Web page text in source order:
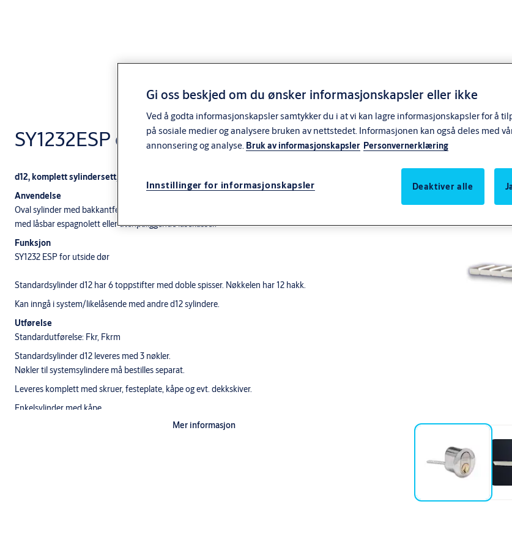
SY1232ESP oval esp
d12, komplett sylindersett, oval ESP sylinder med bakkantfeste og lang medbringer
Anvendelse
Oval sylinder med bakkantfeste og lang medbringer for balkongdører og garasjeporter som er utstyrt
med låsbar espagnolett eller utenpåliggende låsekasser.
Funksjon
SY1232 ESP for utside dør
Standardsylinder d12 har 6 toppstifter med doble spisser. Nøkkelen har 12 hakk.
Kan inngå i system/likelåsende med andre d12 sylindere.
Utførelse
Standardutførelse: Fkr, Fkrm
Standardsylinder d12 leveres med 3 nøkler.
Nøkler til systemsylindere må bestilles separat.
Leveres komplett med skruer, festeplate, kåpe og evt. dekkskiver.
Enkelsylinder med kåpe
Mer informasjon
Gi oss beskjed om du ønsker informasjonskapsler eller ikke
Ved å godta informasjonskapsler samtykker du i at vi kan lagre informasjonskapsler for å
på sosiale medier og analysere bruken av nettstedet. Informasjonen kan også deles med
annonsering og analyse. Bruk av informasjonskapsler Personvernerklæring
Innstillinger for informasjonskapsler Deaktiver alle